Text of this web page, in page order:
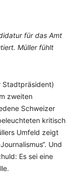
für das Amt
Müller fühlt
Stadtpräsident)
zweiten
Schweizer
kritisch
Umfeld zeigt
Und
Es sei eine